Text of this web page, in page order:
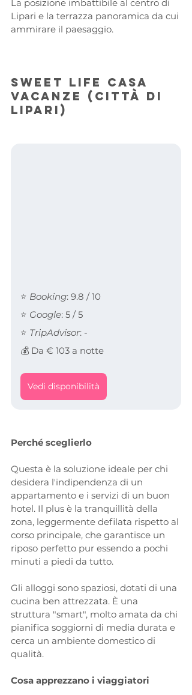
La posizione imbattibile al centro di
Lipari e la terrazza panoramica da cui
ammirare il paesaggio.
Sweet Life Casa
Vacanze (Città di
Lipari)
⭐ Booking: 9.8 / 10
⭐ Google: 5 / 5
⭐ TripAdvisor: -
💰 Da € 103 a notte
Vedi disponibilità
Perché sceglierlo
Questa è la soluzione ideale per chi
desidera l'indipendenza di un
appartamento e i servizi di un buon
hotel. Il plus è la tranquillità della
zona, leggermente defilata rispetto al
corso principale, che garantisce un
riposo perfetto pur essendo a pochi
minuti a piedi da tutto.
Gli alloggi sono spaziosi, dotati di una
cucina ben attrezzata. È una
struttura "smart", molto amata da chi
pianifica soggiorni di media durata e
cerca un ambiente domestico di
qualità.
Cosa apprezzano i viaggiatori